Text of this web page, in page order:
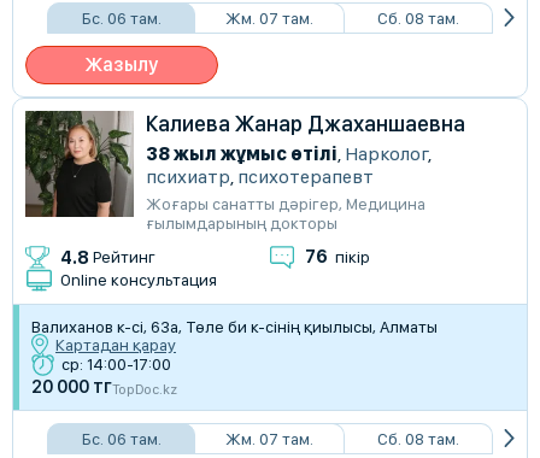
Бс. 06 там. Жм. 07 там. Сб. 08 там.
Жазылу
Калиева Жанар Джаханшаевна
38 жыл жұмыс өтілі, Нарколог,
психиатр, психотерапевт
Жоғары санатты дәрігер, Медицина
ғылымдарының докторы
4.8 Рейтинг 76 пікір
Online консультация
Валиханов к-сі, 63а, Төле би к-сінің қиылысы, Алматы
Картадан қарау
ср: 14:00-17:00
20 000 тгTopDoc.kz
Бс. 06 там. Жм. 07 там.
Сб. 08 там.